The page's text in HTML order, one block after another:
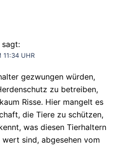
sagt:
UHR
gezwungen würden,
zu betreiben,
Risse. Hier mangelt es
die Tiere zu schützen,
was diesen Tierhaltern
sind, abgesehen vom